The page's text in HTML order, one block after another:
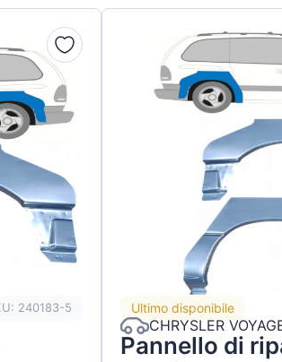
240183-5 Ultimo disponibile
CHRYSLER
Pannello di